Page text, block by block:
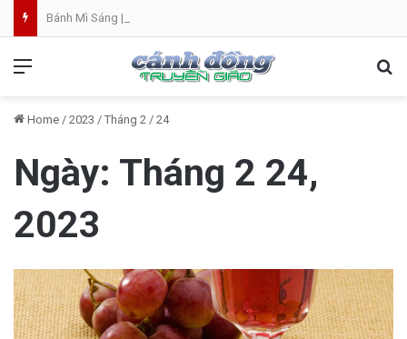
Bánh Mì Sáng | Thứ Bảy 08.08 | Thánh Đaminh, Linh mục
Home / 2023 / Tháng 2 / 24
Ngày: Tháng 2 24,
2023